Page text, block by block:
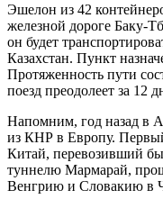
Эшелон из 42
железной дороге Баку-
он будет
Казахстан. Пункт
Протяженность пути
поезд преодолеет за 12
Напомним, год назад в
из КНР в Европу.
Китай, перевозивший
туннелю Мармарай,
Венгрию и Словакию в